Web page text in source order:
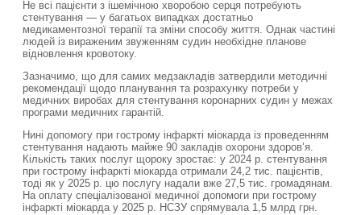
Не всі пацієнти з ішемічною хворобою серця потребують
стентування — у багатьох випадках достатньо
медикаментозної терапії та зміни способу життя. Однак частині
людей із вираженим звуженням судин необхідне планове
відновлення кровотоку.
Зазначимо, що для самих медзакладів затвердили методичні
рекомендації щодо планування та розрахунку потреби у
медичних виробах для стентування коронарних судин у межах
програми медичних гарантій.
Нині допомогу при гострому інфаркті міокарда із проведенням
стентування надають майже 90 закладів охорони здоров’я.
Кількість таких послуг щороку зростає: у 2024 р. стентування
при гострому інфаркті міокарда отримали 24,2 тис. пацієнтів,
тоді як у 2025 р. цю послугу надали вже 27,5 тис. громадянам.
На оплату спеціалізованої медичної допомоги при гострому
інфаркті міокарда у 2025 р. НСЗУ спрямувала 1,5 млрд грн.